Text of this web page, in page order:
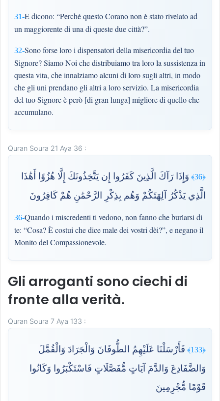
31-E dicono: “Perché questo Corano non è stato rivelato ad
un maggiorente di una di queste due città?”.
32-Sono forse loro i dispensatori della misericordia del tuo
Signore? Siamo Noi che distribuiamo tra loro la sussistenza in
questa vita, che innalziamo alcuni di loro sugli altri, in modo
che gli uni prendano gli altri a loro servizio. La misericordia
del tuo Signore è però [di gran lunga] migliore di quello che
accumulano.
Quran Soura 21 Aya 36 :
﴿36﴾
وَإِذَا رَآكَ الَّذِينَ كَفَرُوا إِن يَتَّخِذُونَكَ إِلَّا هُزُوًا أَهَٰذَا
الَّذِي يَذْكُرُ آلِهَتَكُمْ وَهُم بِذِكْرِ الرَّحْمَٰنِ هُمْ كَافِرُونَ
36-Quando i miscredenti ti vedono, non fanno che burlarsi di
te: “Cosa? È costui che dice male dei vostri dèi?”, e negano il
Monito del Compassionevole.
Gli arroganti sono ciechi di
fronte alla verità.
Quran Soura 7 Aya 133 :
﴿133﴾
فَأَرْسَلْنَا عَلَيْهِمُ الطُّوفَانَ وَالْجَرَادَ وَالْقُمَّلَ
وَالضَّفَادِعَ وَالدَّمَ آيَاتٍ مُّفَصَّلَاتٍ فَاسْتَكْبَرُوا وَكَانُوا
قَوْمًا مُّجْرِمِينَ